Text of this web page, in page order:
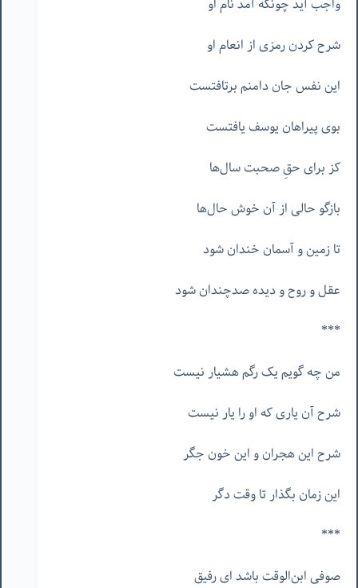
واجب آید چونکه آمد نام او
شرح کردن رمزی از انعام او
این نفس جان دامنم برتافتست
بوی پیراهان یوسف یافتست
کز برای حقِ صحبت سال‌ها
بازگو حالی از آن خوش حال‌ها
تا زمین و آسمان خندان شود
عقل و روح و دیده صدچندان شود
***
من چه گویم یک رگم هشیار نیست
شرح آن یاری که او را یار نیست
شرح این هجران و این خون جگر
این زمان بگذار تا وقت دگر
***
صوفی ابن‌الوقت باشد ای رفیق